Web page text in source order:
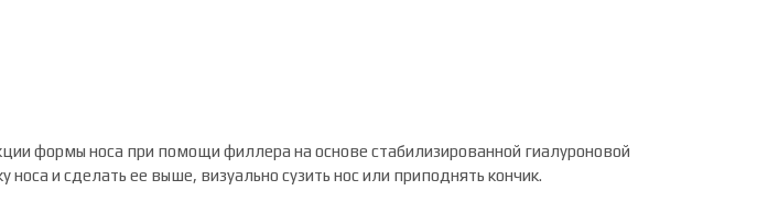
формы носа при помощи филлера на основе стабилизированной гиалуроновой
и сделать ее выше, визуально сузить нос или приподнять кончик.